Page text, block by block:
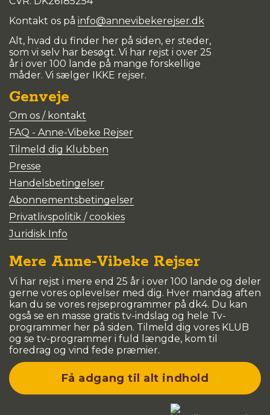
Kontakt os på info@annevibekerejser.dk
Alt, hvad du finder her på siden, er steder,
som vi selv har besøgt. Vi har rejst i over 25
år i over 100 lande på mange forskellige
måder. Vi sælger IKKE rejser.
Genveje
Om os / kontakt
FAQ - Anne-Vibeke Rejser
Tilmeld dig Klubben
Presse
Handelsbetingelser
Abonnementsbetingelser
Privatlivspolitik / cookies
Juridisk Info
Mere Anne-Vibeke Rejser
Vi har rejst i mere end 25 år i over 100 lande og deler
gerne vores oplevelser med dig. Hver mandag aften
kan du se vores rejseprogrammer på dk4. Du kan
også se en masse gratis tv-indslag og hele Tv-
programmer her på siden. Tilmeld dig vores KLUB
og se tv-programmer i fuld længde, kom til
foredrag og vind fede præmier.
Få adgang til alt indhold